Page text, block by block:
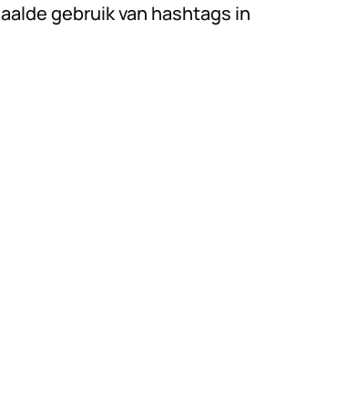
gebruik van hashtags in